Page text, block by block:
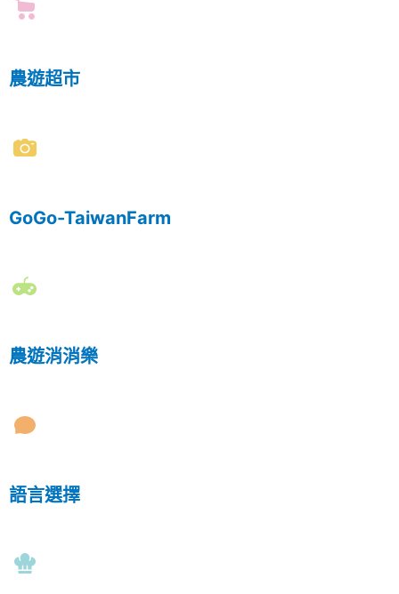
農遊超市
GoGo-TaiwanFarm
農遊消消樂
語言選擇